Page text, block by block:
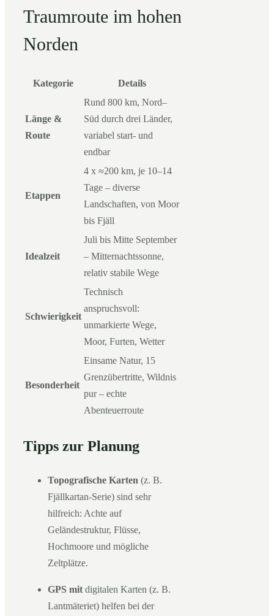
Traumroute im hohen
Norden
Kategorie Details
Länge &
Route
Rund 800 km, Nord–
Süd durch drei Länder,
variabel start- und
endbar
Etappen
4 x ≈200 km, je 10–14
Tage – diverse
Landschaften, von Moor
bis Fjäll
Idealzeit
Juli bis Mitte September
– Mitternachtssonne,
relativ stabile Wege
Schwierigkeit
Technisch
anspruchsvoll:
unmarkierte Wege,
Moor, Furten, Wetter
Besonderheit
Einsame Natur, 15
Grenzübertritte, Wildnis
pur – echte
Abenteuerroute
Tipps zur Planung
Topografische Karten (z. B.
Fjällkartan-Serie) sind sehr
hilfreich: Achte auf
Geländestruktur, Flüsse,
Hochmoore und mögliche
Zeltplätze.
GPS mit digitalen Karten (z. B.
Lantmäteriet) helfen bei der